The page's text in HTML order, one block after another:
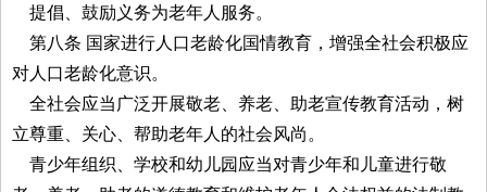
提倡、鼓励义务为老年人服务。
第八条 国家进行人口老龄化国情教育，增强全社会积极应
对人口老龄化意识。
全社会应当广泛开展敬老、养老、助老宣传教育活动，树
立尊重、关心、帮助老年人的社会风尚。
青少年组织、学校和幼儿园应当对青少年和儿童进行敬